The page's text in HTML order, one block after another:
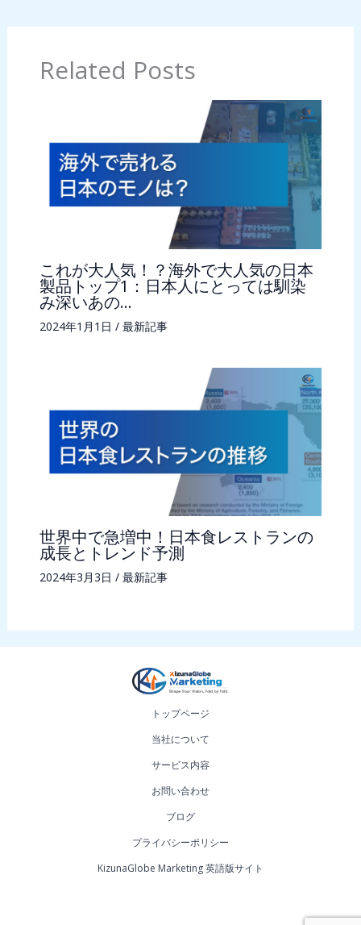
Related Posts
これが大人気！？海外で大人気の日本
製品トップ1：日本人にとっては馴染
み深いあの…
2024年1月1日 / 最新記事
世界中で急増中！日本食レストランの
成長とトレンド予測
2024年3月3日 / 最新記事
トップページ
当社について
サービス内容
お問い合わせ
ブログ
プライバシーポリシー
KizunaGlobe Marketing 英語版サイト